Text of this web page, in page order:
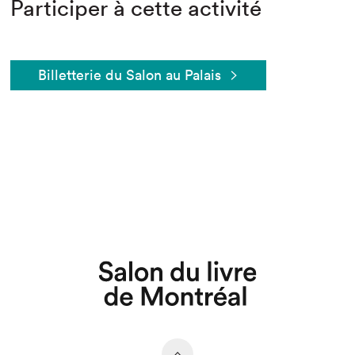
Participer à cette activité
Billetterie du Salon au Palais